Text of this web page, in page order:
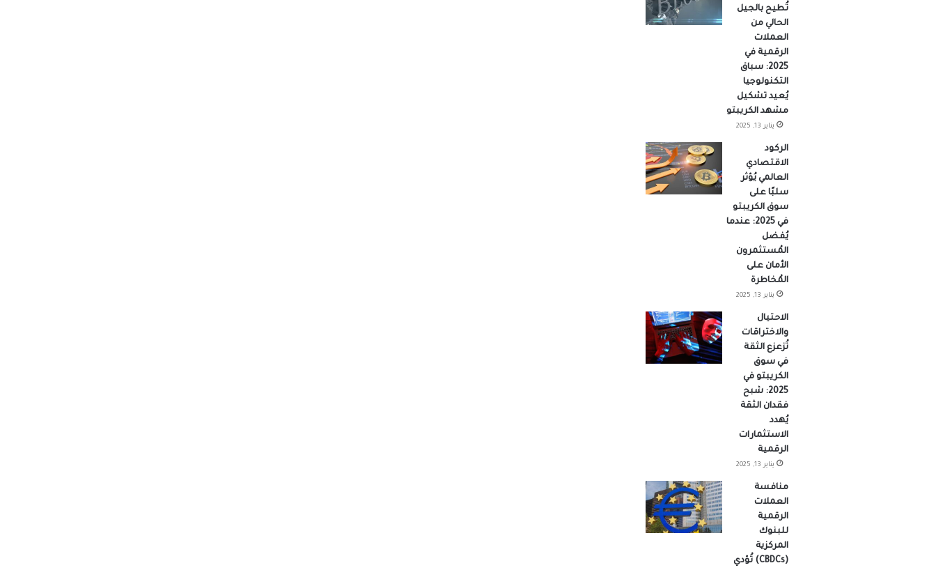
تُطيح بالجيل
الحالي من
العملات
الرقمية في
2025: سباق
التكنولوجيا
يُعيد تشكيل
مشهد الكريبتو
يناير 13, 2025
الركود
الاقتصادي
العالمي يُؤثر
سلبًا على
سوق الكريبتو
في 2025: عندما
يُفضل
المُستثمرون
الأمان على
المُخاطرة
يناير 13, 2025
الاحتيال
والاختراقات
تُزعزع الثقة
في سوق
الكريبتو في
2025: شبح
فقدان الثقة
يُهدد
الاستثمارات
الرقمية
يناير 13, 2025
منافسة
العملات
الرقمية
للبنوك
المركزية
(CBDCs) تُؤدي